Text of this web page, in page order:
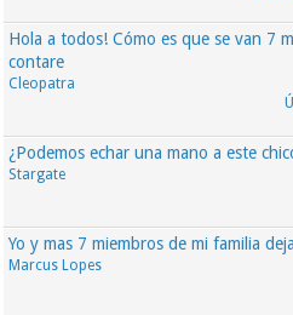
Hola a todos! Cómo es que se van 7
contare
Cleopatra
¿Podemos echar una mano a este
Stargate
Yo y mas 7 miembros de mi familia
Marcus Lopes